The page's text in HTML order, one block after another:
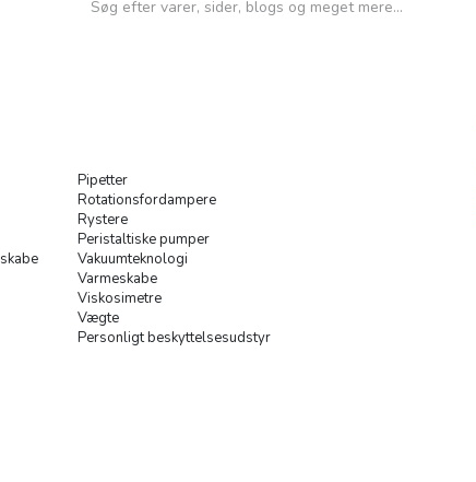
Pipetter
Rotationsfordampere
Rystere
Peristaltiske pumper
Vakuumteknologi
Varmeskabe
Viskosimetre
Vægte
Personligt beskyttelsesudstyr